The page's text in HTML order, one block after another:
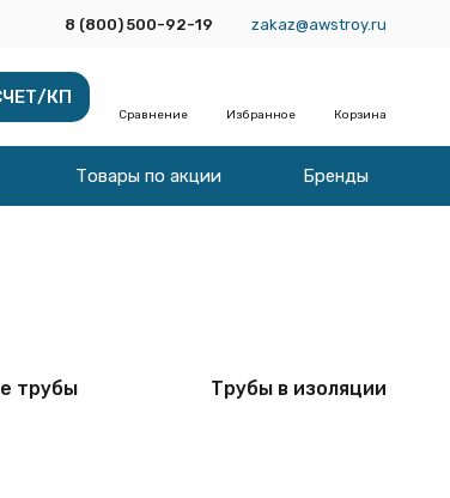
8 (800) 500-92-19 zakaz@awstroy.ru
КП
Сравнение Избранное Корзина
Товары по акции Бренды
трубы Трубы в изоляции